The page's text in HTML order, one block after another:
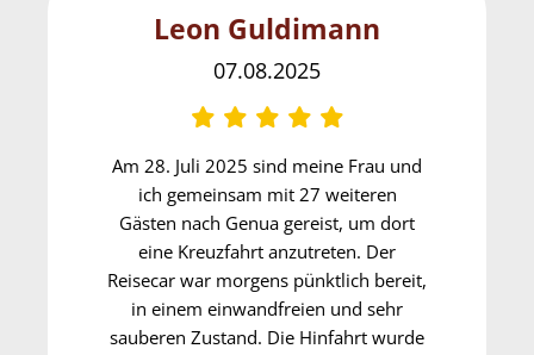
Leon Guldimann
07.08.2025
Am 28. Juli 2025 sind meine Frau und
ich gemeinsam mit 27 weiteren
Gästen nach Genua gereist, um dort
eine Kreuzfahrt anzutreten. Der
Reisecar war morgens pünktlich bereit,
in einem einwandfreien und sehr
sauberen Zustand. Die Hinfahrt wurde